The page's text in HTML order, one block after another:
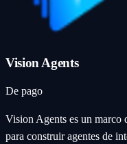
Vision Agents
De pago
Vision Agents es un marco
para construir agentes de